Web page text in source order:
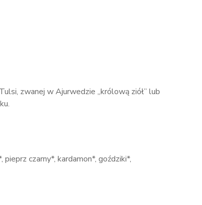
zwanej w Ajurwedzie „królową ziół” lub
czarny*, kardamon*, goździki*,